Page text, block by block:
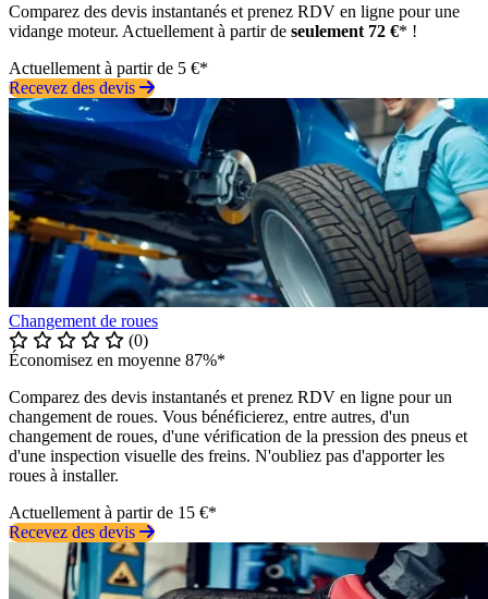
Comparez des devis instantanés et prenez RDV en ligne pour une
vidange moteur. Actuellement à partir de seulement 72 €* !
Actuellement à partir de 5 €*
Recevez des devis
Changement de roues
(0)
Économisez en moyenne 87%*
Comparez des devis instantanés et prenez RDV en ligne pour un
changement de roues. Vous bénéficierez, entre autres, d'un
changement de roues, d'une vérification de la pression des pneus et
d'une inspection visuelle des freins. N'oubliez pas d'apporter les
roues à installer.
Actuellement à partir de 15 €*
Recevez des devis